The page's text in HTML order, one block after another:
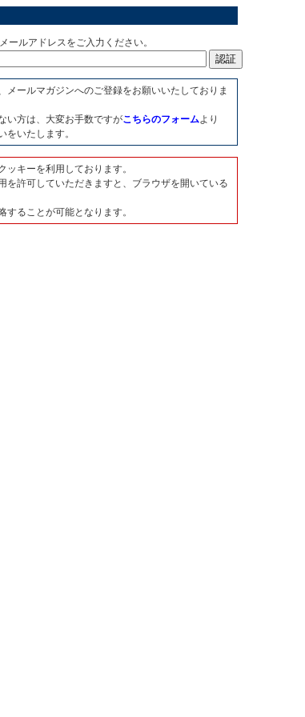
ールアドレスをご入力ください。
メールマガジンへのご登録をお願いいたしておりま
い方は、大変お手数ですがこちらのフォームより
をいたします。
キーを利用しております。
許可していただきますと、ブラウザを開いている
ることが可能となります。